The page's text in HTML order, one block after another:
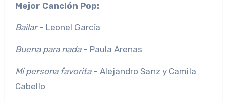
Mejor Canción Pop:
Bailar– Leonel García
Buena para nada– Paula Arenas
Mi persona favorita– Alejandro Sanz y Camila
Cabello